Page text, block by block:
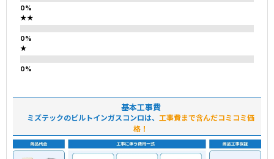
★★
★
基本工事費
ミズテックのビルトインガスコンロは、 工事費まで含んだコミコミ価
格！